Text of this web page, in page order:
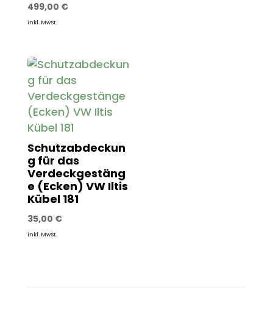
499,00 €
inkl. MwSt.
Schutzabdeckun
g für das
Verdeckgestäng
e (Ecken) VW Iltis
Kübel 181
35,00 €
inkl. MwSt.